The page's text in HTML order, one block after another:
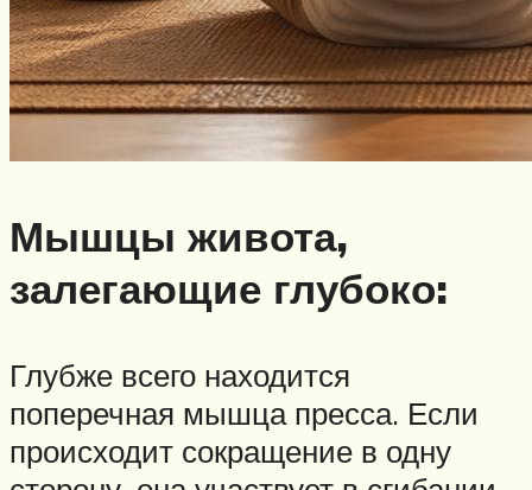
Мышцы живота,
залегающие глубоко:
Глубже всего находится
поперечная мышца пресса. Если
происходит сокращение в одну